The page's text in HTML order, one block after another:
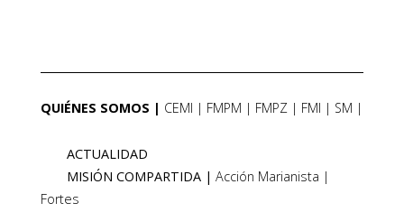
QUIÉNES SOMOS CEMI FMPM FMPZ FMI SM
ACTUALIDAD
MISIÓN COMPARTIDA
Acción Marianista
Fortes